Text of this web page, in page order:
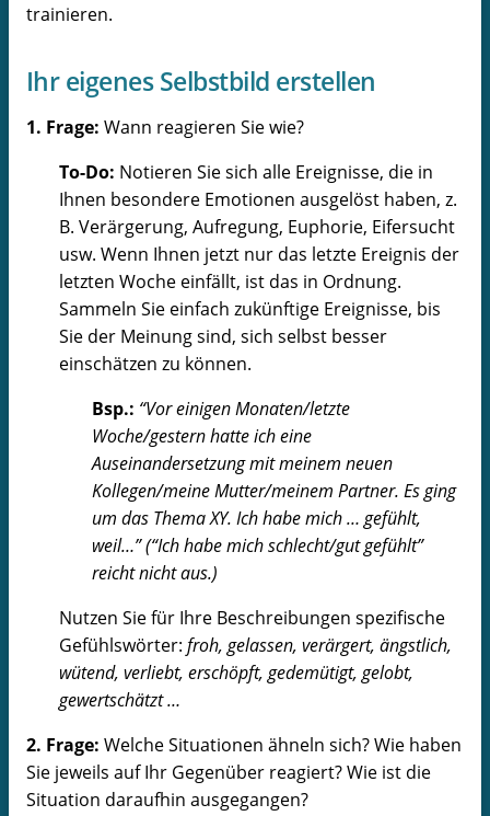
trainieren.
Ihr eigenes Selbstbild erstellen
1. Frage: Wann reagieren Sie wie?
To-Do: Notieren Sie sich alle Ereignisse, die in
Ihnen besondere Emotionen ausgelöst haben, z.
B. Verärgerung, Aufregung, Euphorie, Eifersucht
usw. Wenn Ihnen jetzt nur das letzte Ereignis der
letzten Woche einfällt, ist das in Ordnung.
Sammeln Sie einfach zukünftige Ereignisse, bis
Sie der Meinung sind, sich selbst besser
einschätzen zu können.
Bsp.: “Vor einigen Monaten/letzte
Woche/gestern hatte ich eine
Auseinandersetzung mit meinem neuen
Kollegen/meine Mutter/meinem Partner. Es ging
um das Thema XY. Ich habe mich … gefühlt,
weil…” (“Ich habe mich schlecht/gut gefühlt”
reicht nicht aus.)
Nutzen Sie für Ihre Beschreibungen spezifische
Gefühlswörter: froh, gelassen, verärgert, ängstlich,
wütend, verliebt, erschöpft, gedemütigt, gelobt,
gewertschätzt …
2. Frage: Welche Situationen ähneln sich? Wie haben
Sie jeweils auf Ihr Gegenüber reagiert? Wie ist die
Situation daraufhin ausgegangen?